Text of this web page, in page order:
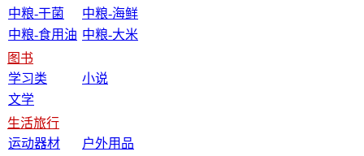
中粮-干菌
中粮-海鲜
中粮-食用油 中粮-大米
图书
学习类
小说
文学
生活旅行
运动器材
户外用品